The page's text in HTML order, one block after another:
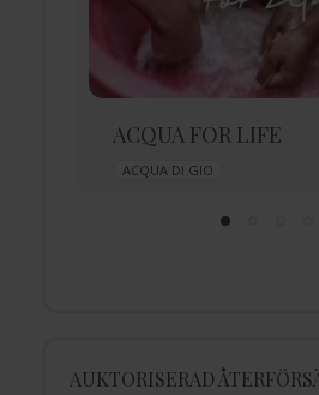
ACQUA FOR LIFE
ACQUA DI GIO
AUKTORISERAD